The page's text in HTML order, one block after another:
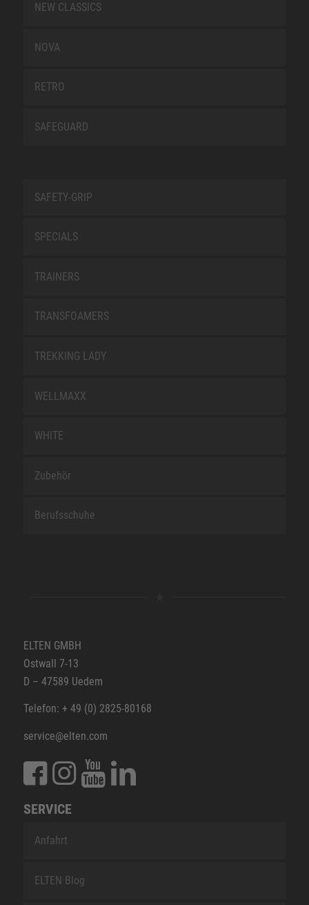
NEW CLASSICS
NOVA
RETRO
SAFEGUARD
SAFETY-GRIP
SPECIALS
TRAINERS
TRANSFOAMERS
TREKKING LADY
WELLMAXX
WHITE
Zubehör
Berufsschuhe
ELTEN GMBH
Ostwall 7-13
D – 47589 Uedem
Telefon: + 49 (0) 2825-80168
service@elten.com
SERVICE
Anfahrt
ELTEN Blog